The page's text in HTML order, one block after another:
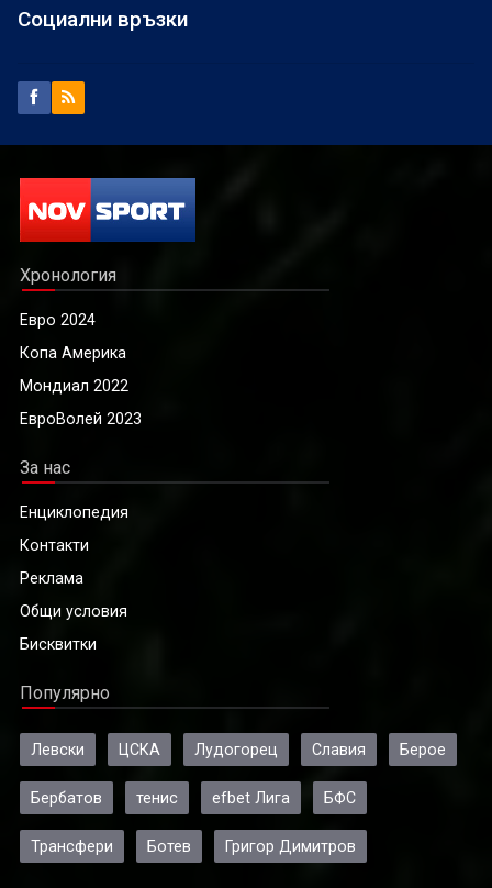
Социални връзки
Хронология
Евро 2024
Копа Америка
Мондиал 2022
ЕвроВолей 2023
За нас
Енциклопедия
Контакти
Реклама
Общи условия
Бисквитки
Популярно
Левски ЦСКА Лудогорец Славия Берое
Бербатов тенис efbet Лига БФС
Трансфери Ботев Григор Димитров